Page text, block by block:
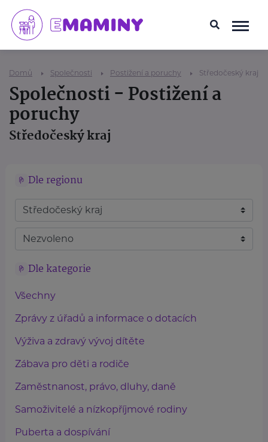
Domů Společnosti Postižení a poruchy Středočeský kraj
Společnosti - Postižení a
poruchy
Středočeský kraj
Dle regionu
Dle kategorie
Všechny
Zprávy z úřadů a informace o dotacích
Výživa a zdravý vývoj dítěte
Zábava pro děti a rodiče
Zaměstnanost, právo, dluhy, daně
Samoživitelé a nízkopříjmové rodiny
Puberta a dospívání